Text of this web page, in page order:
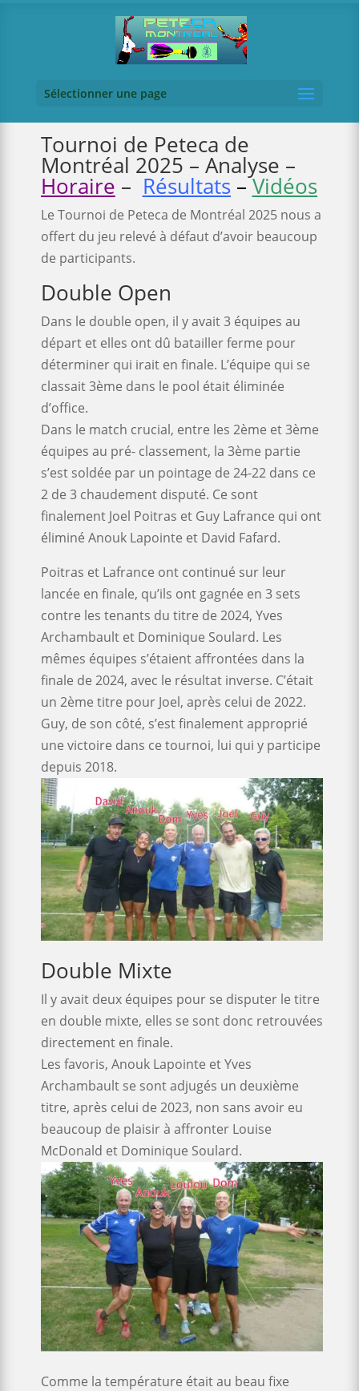
Sélectionner une page
Tournoi de Peteca de
Montréal 2025 – Analyse –
Horaire – Résultats– Vidéos
Le Tournoi de Peteca de Montréal 2025 nous a
offert du jeu relevé à défaut d’avoir beaucoup
de participants.
Double Open
Dans le double open, il y avait 3 équipes au
départ et elles ont dû batailler ferme pour
déterminer qui irait en finale. L’équipe qui se
classait 3ème dans le pool était éliminée
d’office.
Dans le match crucial, entre les 2ème et 3ème
équipes au pré- classement, la 3ème partie
s’est soldée par un pointage de 24-22 dans ce
2 de 3 chaudement disputé. Ce sont
finalement Joel Poitras et Guy Lafrance qui ont
éliminé Anouk Lapointe et David Fafard.
Poitras et Lafrance ont continué sur leur
lancée en finale, qu’ils ont gagnée en 3 sets
contre les tenants du titre de 2024, Yves
Archambault et Dominique Soulard. Les
mêmes équipes s’étaient affrontées dans la
finale de 2024, avec le résultat inverse. C’était
un 2ème titre pour Joel, après celui de 2022.
Guy, de son côté, s’est finalement approprié
une victoire dans ce tournoi, lui qui y participe
depuis 2018.
Double Mixte
Il y avait deux équipes pour se disputer le titre
en double mixte, elles se sont donc retrouvées
directement en finale.
Les favoris, Anouk Lapointe et Yves
Archambault se sont adjugés un deuxième
titre, après celui de 2023, non sans avoir eu
beaucoup de plaisir à affronter Louise
McDonald et Dominique Soulard.
Comme la température était au beau fixe